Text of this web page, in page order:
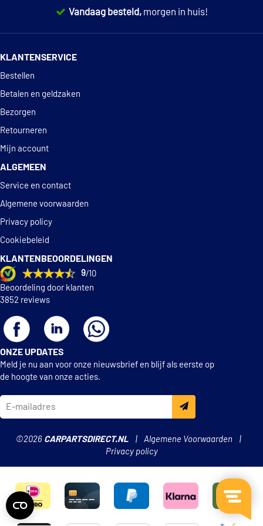
Graf TP029
Graf TP058
Graf TP224
Graf TP242
Hepu 14-0903
Hepu 20-1093
Hepu 20-1095
Hepu 20-1272
Hepu 20-1745
Vandaag besteld, morgen in huis!
KLANTENSERVICE
Bestellen
Betalen en geldzaken
Bezorgen
Retourneren
Mijn account
ALGEMEEN
Service en contact
Algemene voorwaarden
Privacy policy
Cookiebeleid
KLANTENBEOORDELINGEN
9/10
Beoordeling door klanten
3852 reviews
ONZE UPDATES
Meld je nu aan voor onze nieuwsbrief en blijf als eerste op
de hoogte van onze acties.
©2026 CARPARTSDIRECT.NL
Algemene Voorwaarden
Privacy policy